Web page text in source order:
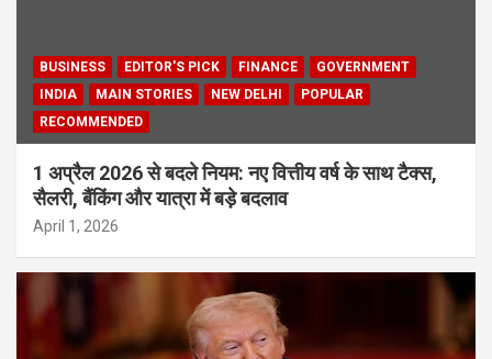
BUSINESS EDITOR'S PICK FINANCE
GOVERNMENT
INDIA
MAIN STORIES NEW DELHI
POPULAR
RECOMMENDED
1 अप्रैल 2026 से बदले नियम: नए वित्तीय वर्ष के साथ टैक्स,
सैलरी, बैंकिंग और यात्रा में बड़े बदलाव
April 1, 2026